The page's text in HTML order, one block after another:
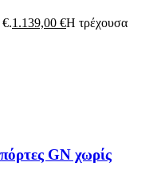
1.139,00 €Η τρέχουσα
GN χωρίς